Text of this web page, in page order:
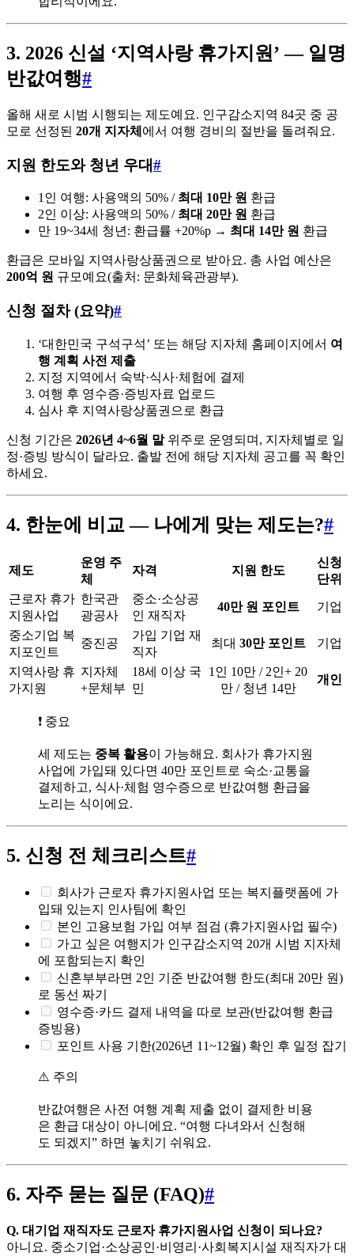
3. 2026 신설 ‘지역사랑 휴가지원’ — 일명
반값여행#
올해 새로 시범 시행되는 제도예요. 인구감소지역 84곳 중 공
모로 선정된 20개 지자체 에서 여행 경비의 절반을 돌려줘요.
지원 한도와 청년 우대#
1인 여행: 사용액의 50% / 최대 10만 원 환급
2인 이상: 사용액의 50% / 최대 20만 원 환급
만 19~34세 청년: 환급률 +20%p → 최대 14만 원 환급
환급은 모바일 지역사랑상품권으로 받아요. 총 사업 예산은
200억 원 규모예요(출처: 문화체육관광부).
신청 절차 (요약)#
‘대한민국 구석구석’ 또는 해당 지자체 홈페이지에서 여
행 계획 사전 제출
지정 지역에서 숙박·식사·체험에 결제
여행 후 영수증·증빙자료 업로드
심사 후 지역사랑상품권으로 환급
신청 기간은 2026년 4~6월 말위주로 운영되며, 지자체별로 일
정·증빙 방식이 달라요. 출발 전에 해당 지자체 공고를 꼭 확인
하세요.
4. 한눈에 비교 — 나에게 맞는 제도는?#
제도
운영 주
체
자격 지원 한도
신청
단위
근로자 휴가
지원사업
한국관
광공사
중소·소상공
인 재직자
40만 원 포인트 기업
중소기업 복
지포인트
중진공
가입 기업 재
직자
최대 30만 포인트 기업
지역사랑 휴
가지원
지자체
+문체부
18세 이상 국
민
1인 10만 / 2인+ 20
만 / 청년 14만
개인
❗ 중요
세 제도는 중복 활용이 가능해요. 회사가 휴가지원
사업에 가입돼 있다면 40만 포인트로 숙소·교통을
결제하고, 식사·체험 영수증으로 반값여행 환급을
노리는 식이에요.
5. 신청 전 체크리스트#
회사가 근로자 휴가지원사업 또는 복지플랫폼에 가
입돼 있는지 인사팀에 확인
본인 고용보험 가입 여부 점검 (휴가지원사업 필수)
가고 싶은 여행지가 인구감소지역 20개 시범 지자체
에 포함되는지 확인
신혼부부라면 2인 기준 반값여행 한도(최대 20만 원)
로 동선 짜기
영수증·카드 결제 내역을 따로 보관(반값여행 환급
증빙용)
포인트 사용 기한(2026년 11~12월) 확인 후 일정 잡기
⚠️ 주의
반값여행은 사전 여행 계획 제출 없이 결제한 비용
은 환급 대상이 아니에요. “여행 다녀와서 신청해
도 되겠지” 하면 놓치기 쉬워요.
6. 자주 묻는 질문 (FAQ)#
Q. 대기업 재직자도 근로자 휴가지원사업 신청이 되나요?
아니요. 중소기업·소상공인·비영리·사회복지시설 재직자가 대